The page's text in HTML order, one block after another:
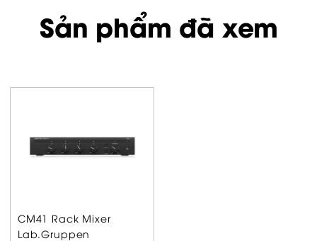
Sản phẩm đã xem
CM41 Rack Mixer
Lab.Gruppen